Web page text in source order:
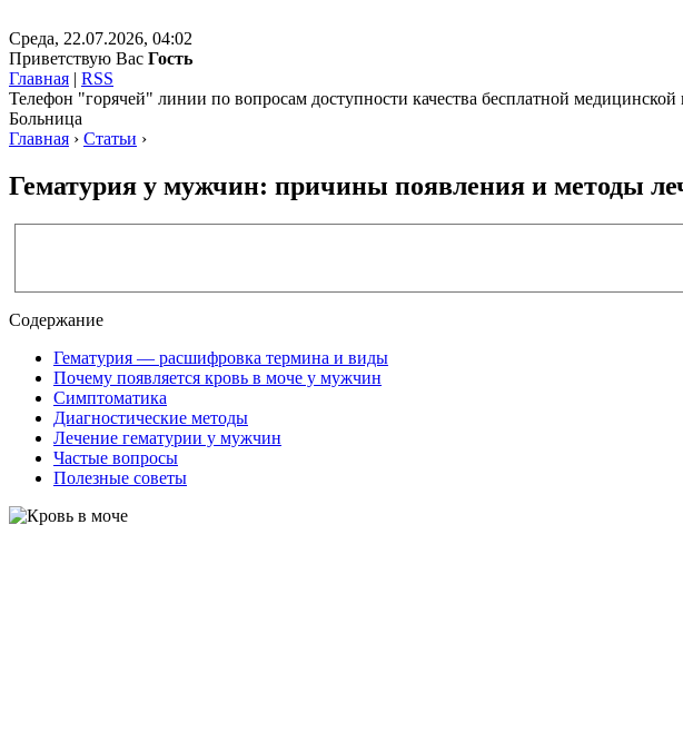
Среда, 22.07.2026, 04:02
Приветствую Вас Гость
Главная | RSS
Телефон "горячей" линии по вопросам доступности качества бесплатной
Больница
Главная › Статьи ›
Гематурия у мужчин: причины появления и методы
Содержание
Гематурия — расшифровка термина и виды
Почему появляется кровь в моче у мужчин
Симптоматика
Диагностические методы
Лечение гематурии у мужчин
Частые вопросы
Полезные советы